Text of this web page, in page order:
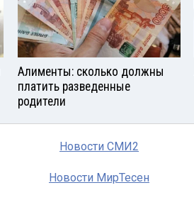
Алименты: сколько должны
платить разведенные
родители
Новости СМИ2
Новости МирТесен